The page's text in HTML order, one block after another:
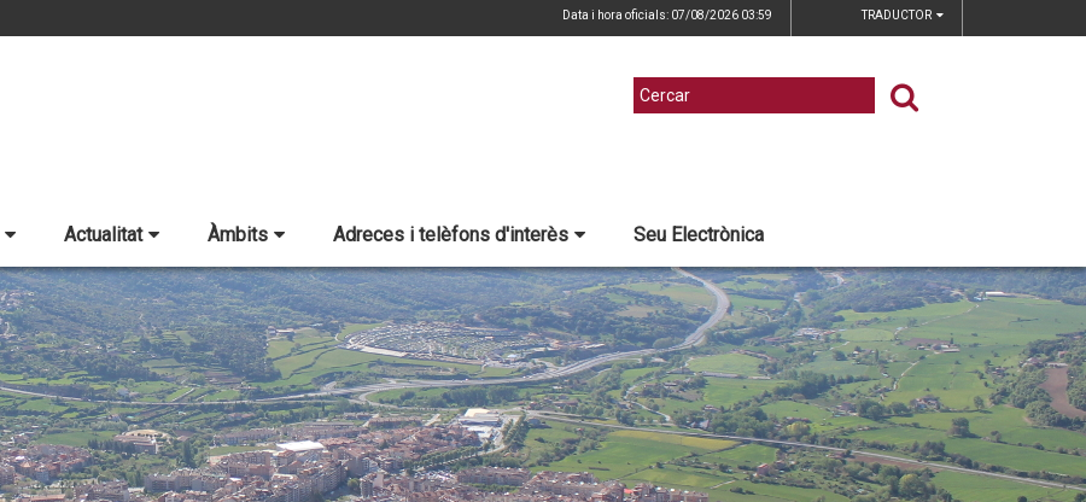
Data i hora oficials: 07/08/2026 03:59 TRADUCTOR
Actualitat Àmbits Adreces i telèfons d'interès Seu Electrònica